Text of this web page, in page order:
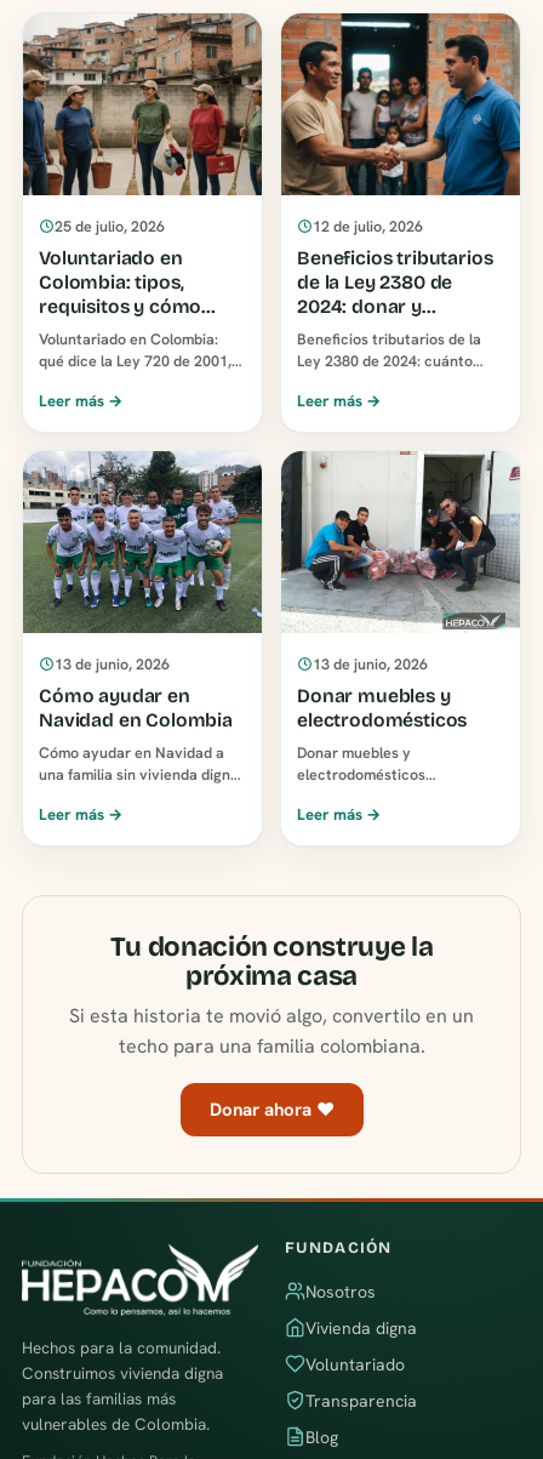
25 de julio, 2026
Voluntariado en
Colombia: tipos,
requisitos y cómo
elegir una
organización
Voluntariado en Colombia:
qué dice la Ley 720 de 2001,
requisitos reales y cómo
Leer más →
12 de julio, 2026
Beneficios tributarios
de la Ley 2380 de
2024: donar y
descontar impuestos
Beneficios tributarios de la
Ley 2380 de 2024: cuánto
donar a una fundación (25% o
Leer más →
13 de junio, 2026
Cómo ayudar en
Navidad en Colombia
Cómo ayudar en Navidad a
una familia sin vivienda digna
voluntario, donar en especie o
Leer más →
13 de junio, 2026
Donar muebles y
electrodomésticos
Donar muebles y
electrodomésticos
la casa de una familia que la
Leer más →
Tu donación construye la
próxima casa
Si esta historia te movió algo, convertilo en un
techo para una familia colombiana.
Donar ahora ♥
Hechos para la comunidad.
Construimos vivienda digna
para las familias más
vulnerables de Colombia.
FUNDACIÓN
Nosotros
Vivienda digna
Voluntariado
Transparencia
Blog